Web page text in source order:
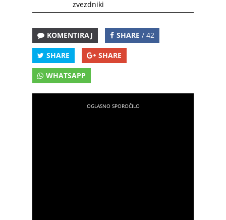
zvezdniki
KOMENTIRAJ SHARE / 42
SHARE SHARE
WHATSAPP